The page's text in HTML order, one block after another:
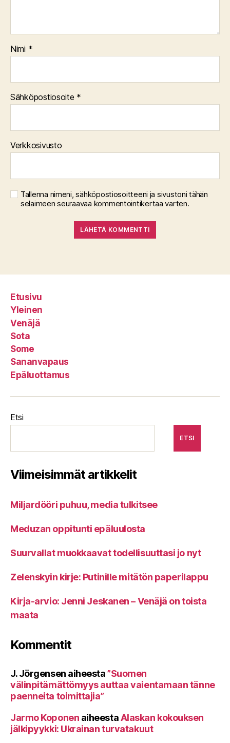
Nimi *
Sähköpostiosoite *
Verkkosivusto
Tallenna nimeni, sähköpostiosoitteeni ja sivustoni tähän
selaimeen seuraavaa kommentointikertaa varten.
Etusivu
Yleinen
Venäjä
Sota
Some
Sananvapaus
Epäluottamus
Etsi
ETSI
Viimeisimmät artikkelit
Miljardööri puhuu, media tulkitsee
Meduzan oppitunti epäluulosta
Suurvallat muokkaavat todellisuuttasi jo nyt
Zelenskyin kirje: Putinille mitätön paperilappu
Kirja-arvio: Jenni Jeskanen – Venäjä on toista
maata
Kommentit
J. Jörgensen aiheesta”Suomen
välinpitämättömyys auttaa vaientamaan tänne
paenneita toimittajia”
Jarmo Koponen aiheestaAlaskan kokouksen
jälkipyykki: Ukrainan turvatakuut